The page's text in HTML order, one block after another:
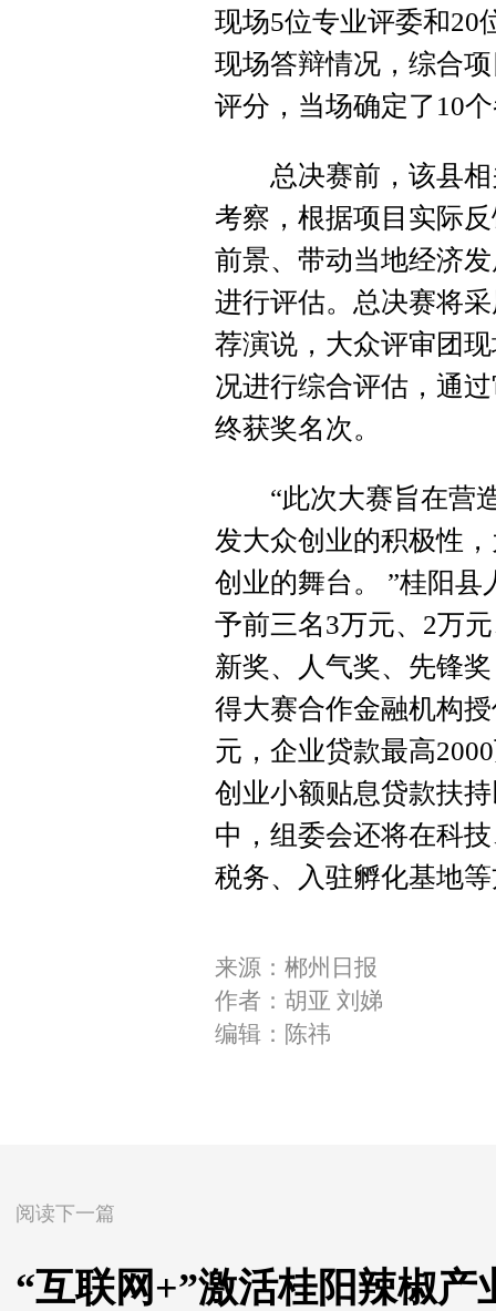
现场5位专业评委和20
现场答辩情况，综合
评分，当场确定了10
总决赛前，该县相
考察，根据项目实际
前景、带动当地经济
进行评估。总决赛将
荐演说，大众评审团
况进行综合评估，通
终获奖名次。
“此次大赛旨在营造
发大众创业的积极性
创业的舞台。 ”桂阳
予前三名3万元、2万
新奖、人气奖、先锋
得大赛合作金融机构
元，企业贷款最高
创业小额贴息贷款扶
中，组委会还将在科
税务、入驻孵化基地
来源：郴州日报
作者：胡亚 刘娣
编辑：陈祎
阅读下一篇
“互联网+”激活桂阳辣椒产